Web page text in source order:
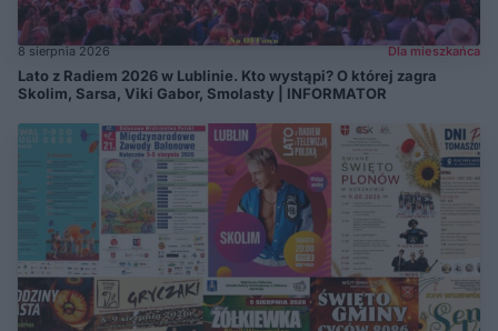
8 sierpnia 2026 Dla mieszkańca
Lato z Radiem 2026 w Lublinie. Kto wystąpi? O której zagra
Skolim, Sarsa, Viki Gabor, Smolasty | INFORMATOR